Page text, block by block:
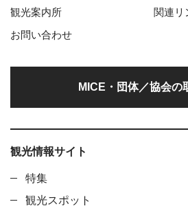
観光案内所
関連リ
お問い合わせ
MICE・団体／協会の
観光情報サイト
特集
観光スポット